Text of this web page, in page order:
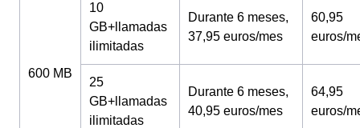
600 MB
10
GB+llamadas
ilimitadas
Durante 6 meses,
37,95 euros/mes
60,95
euros/
25
GB+llamadas
ilimitadas
Durante 6 meses,
40,95 euros/mes
64,95
euros/